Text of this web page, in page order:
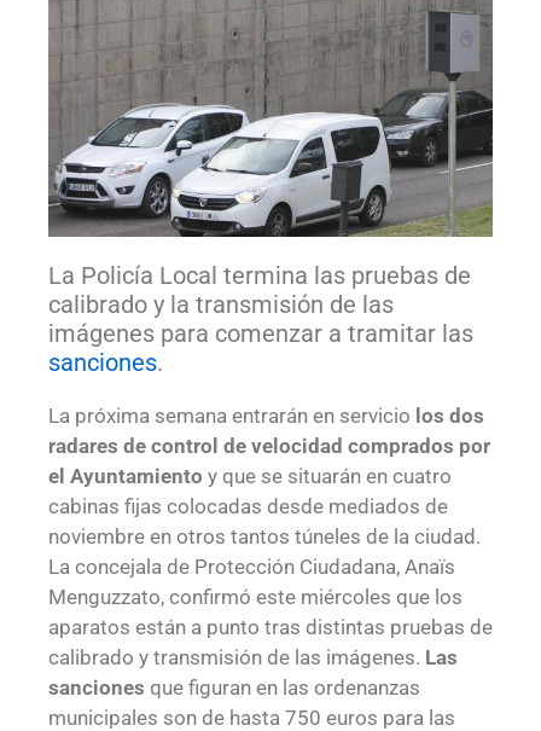
La Policía Local termina las pruebas de
calibrado y la transmisión de las
imágenes para comenzar a tramitar las
sanciones.
La próxima semana entrarán en servicio los dos
radares de control de velocidad comprados por
el Ayuntamiento y que se situarán en cuatro
cabinas fijas colocadas desde mediados de
noviembre en otros tantos túneles de la ciudad.
La concejala de Protección Ciudadana, Anaïs
Menguzzato, confirmó este miércoles que los
aparatos están a punto tras distintas pruebas de
calibrado y transmisión de las imágenes. Las
sanciones que figuran en las ordenanzas
municipales son de hasta 750 euros para las